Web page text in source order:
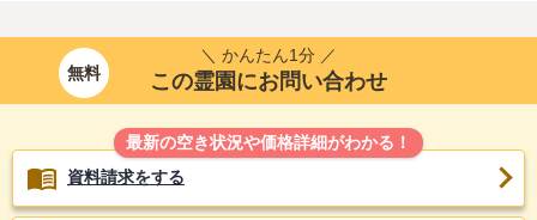
無料
＼ かんたん1分 ／
この霊園にお問い合わせ
最新の空き状況や価格詳細がわかる！
資料請求をする